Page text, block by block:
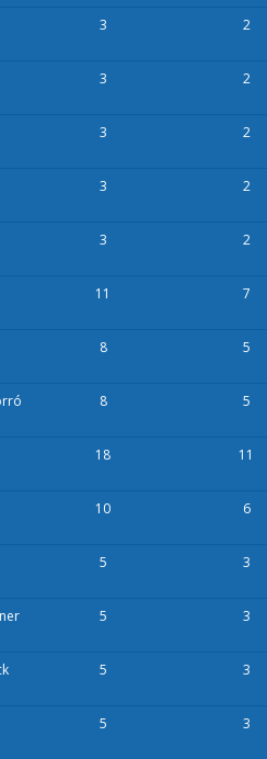
3 2
3 2
3 2
3 2
3 2
11 7
8 5
8 5
18 11
10 6
5 3
5 3
5 3
5 3